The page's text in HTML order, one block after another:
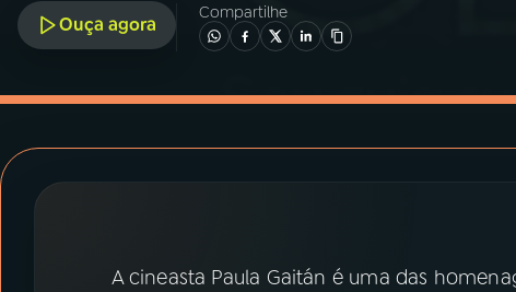
PROGRAMAS
Ouça agora
Compartilhe
A cineasta Paula Gaitán é uma das